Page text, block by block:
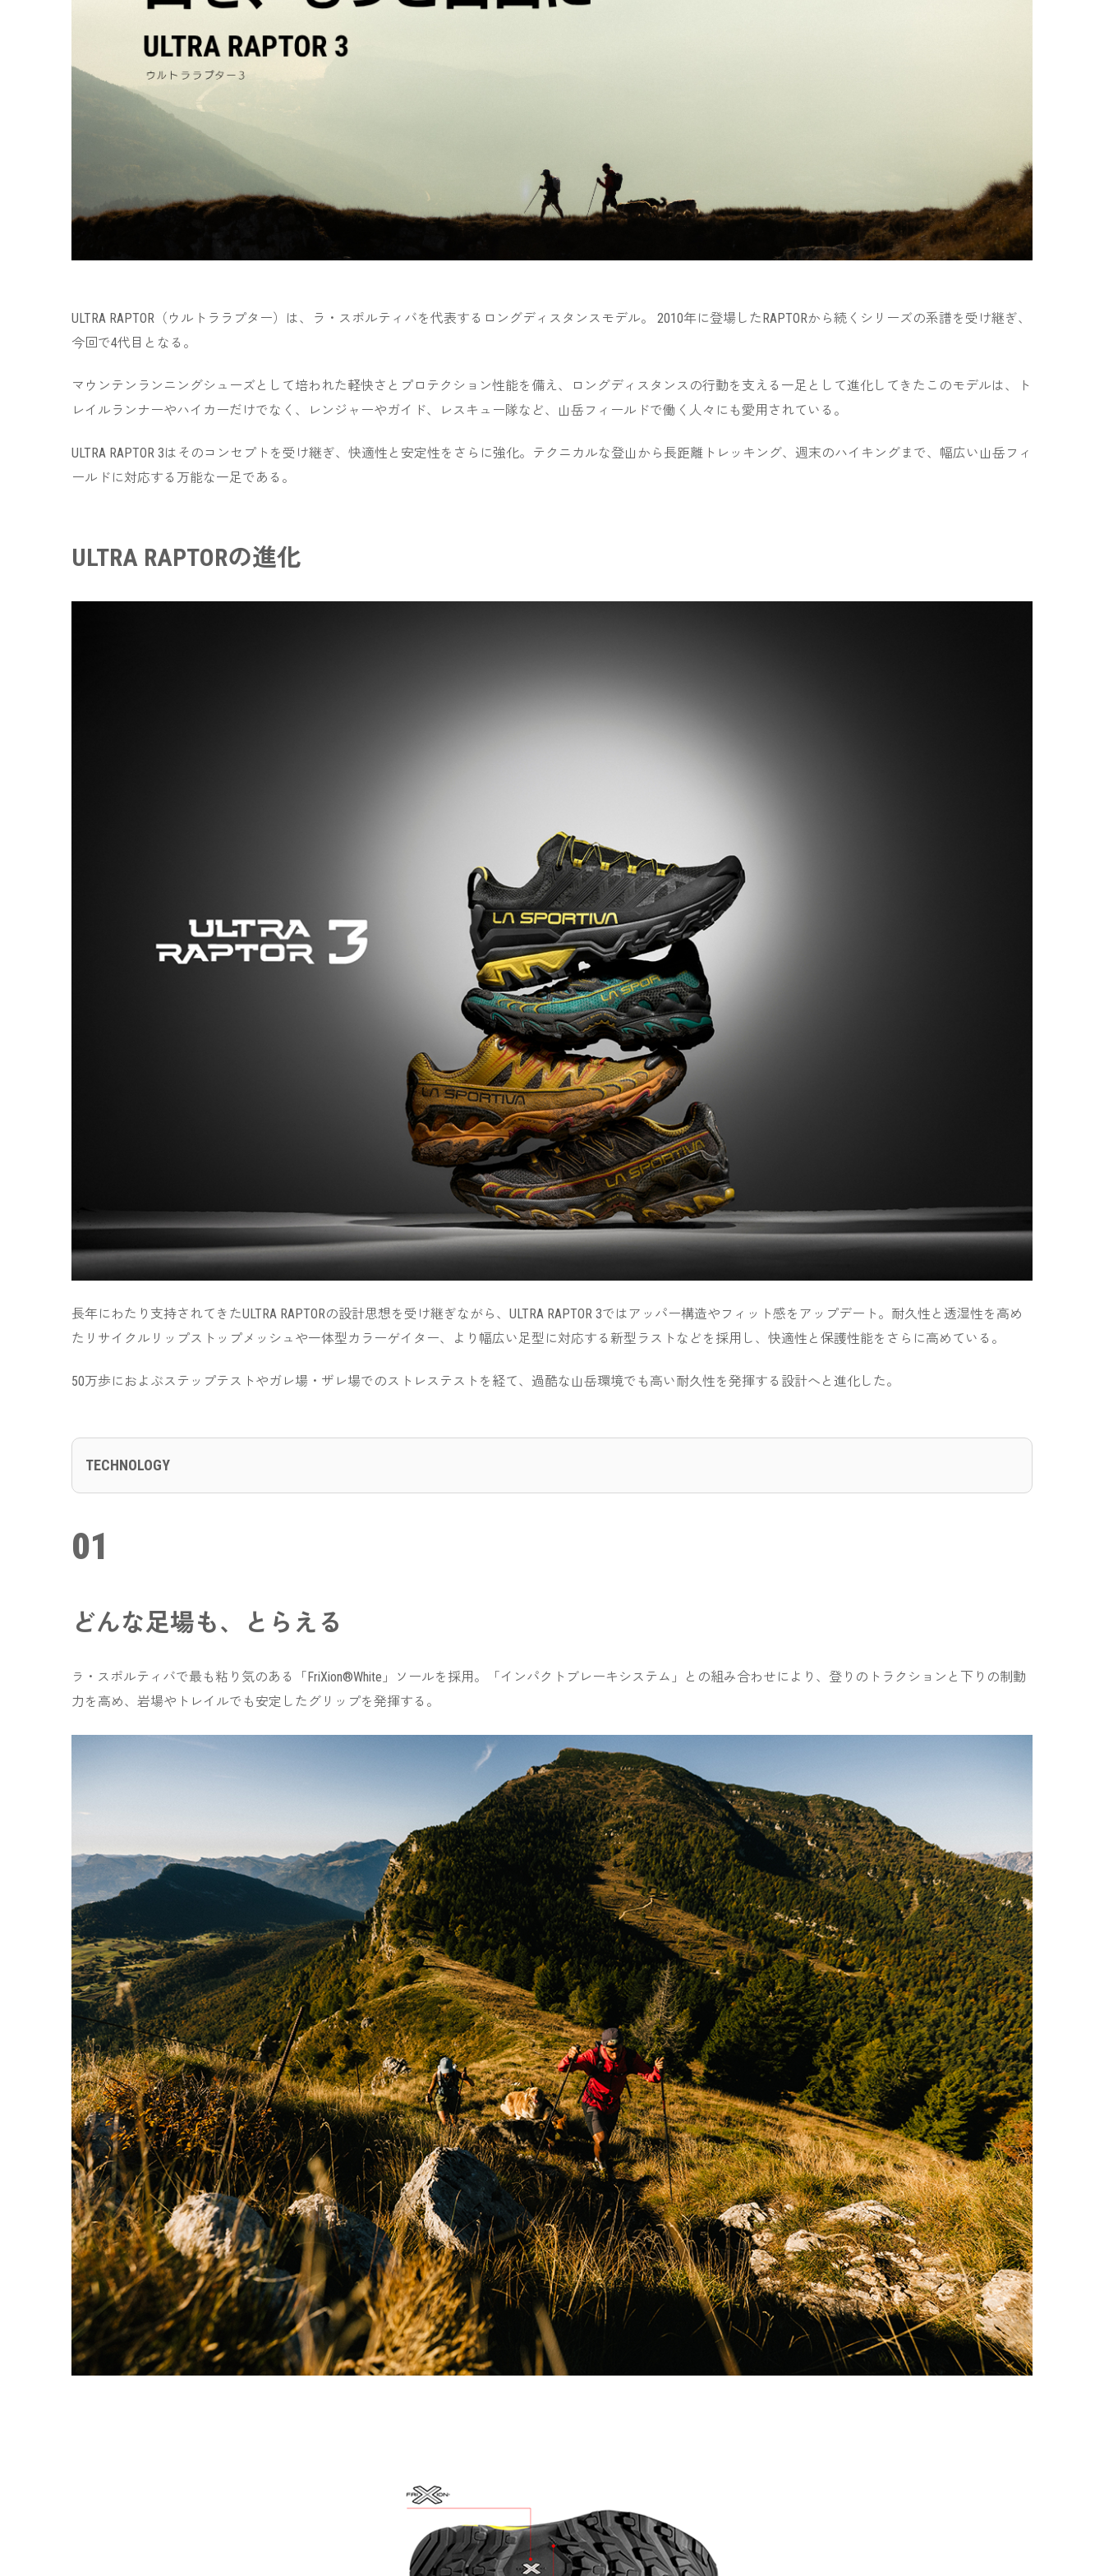
ULTRA RAPTOR（ウルトララプター）は、ラ・スポルティバを代表するロングディスタンスモデル。 2010年に登場したRAPTORから続くシリーズの系譜を受け継ぎ、
今回で4代目となる。
マウンテンランニングシューズとして培われた軽快さとプロテクション性能を備え、ロングディスタンスの行動を支える一足として進化してきたこのモデルは、ト
レイルランナーやハイカーだけでなく、レンジャーやガイド、レスキュー隊など、山岳フィールドで働く人々にも愛用されている。
ULTRA RAPTOR 3はそのコンセプトを受け継ぎ、快適性と安定性をさらに強化。テクニカルな登山から長距離トレッキング、週末のハイキングまで、幅広い山岳フィ
ールドに対応する万能な一足である。
ULTRA RAPTORの進化
長年にわたり支持されてきたULTRA RAPTORの設計思想を受け継ぎながら、ULTRA RAPTOR 3ではアッパー構造やフィット感をアップデート。耐久性と透湿性を高め
たリサイクルリップストップメッシュや一体型カラーゲイター、より幅広い足型に対応する新型ラストなどを採用し、快適性と保護性能をさらに高めている。
50万歩におよぶステップテストやガレ場・ザレ場でのストレステストを経て、過酷な山岳環境でも高い耐久性を発揮する設計へと進化した。
TECHNOLOGY
01
どんな足場も、とらえる
ラ ・スポルティバで最も粘り気のある「FriXion®White」ソールを採用。「インパクトブレーキシステム」との組み合わせにより、登りのトラクションと下りの制動
力を高め、岩場やトレイルでも安定したグリップを発揮する。